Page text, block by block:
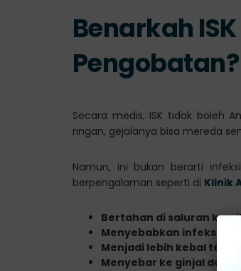
Benarkah
Pengobatan?
Secara medis, ISK tidak boleh
ringan, gejalanya bisa mereda
Namun, ini bukan berarti
berpengalaman seperti di Klinik
Bertahan di saluran
Menyebabkan infeksi
Menjadi lebih kebal
Menyebar ke ginjal dan